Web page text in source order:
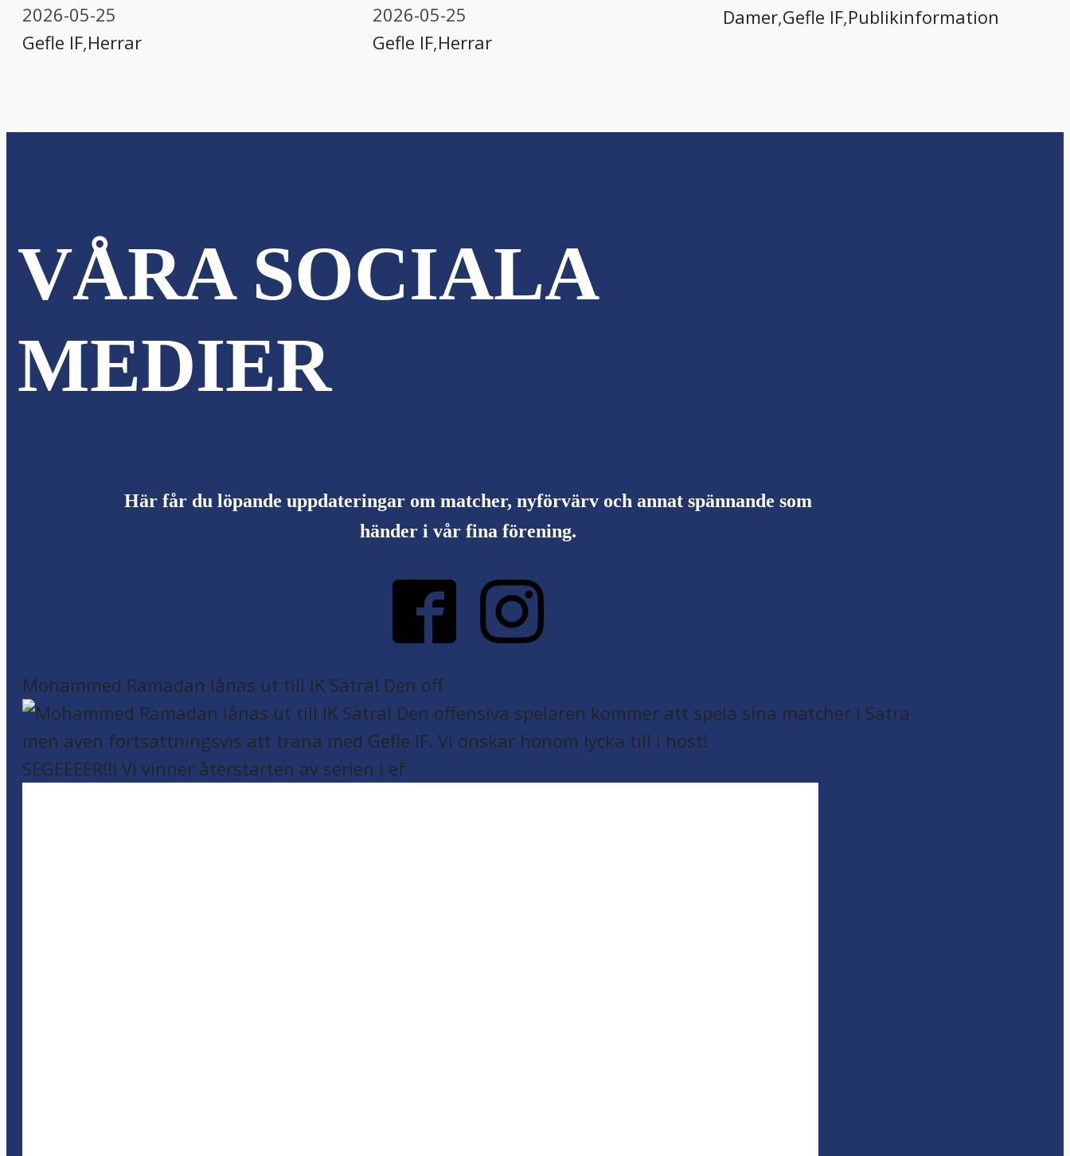
2026-05-25
Gefle IF,Herrar
2026-05-25
Gefle IF,Herrar
Damer,Gefle IF,Publikinformation
VÅRA SOCIALA
MEDIER
Här får du löpande uppdateringar om matcher, nyförvärv och annat spännande som
händer i vår fina förening.
Mohammed Ramadan lånas ut till IK Sätra! Den off
SEGEEEER!!! Vi vinner återstarten av serien i ef